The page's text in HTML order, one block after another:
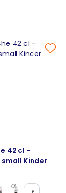
42 cl -
Kinder